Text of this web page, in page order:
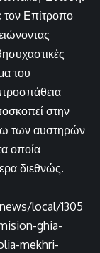
τον Επίτροπο
του
στην
των αυστηρών
οποία
διεθνώς.
local/1305
ghia-
mekhri-